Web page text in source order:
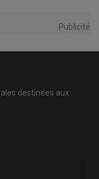
Publicité
destinées aux